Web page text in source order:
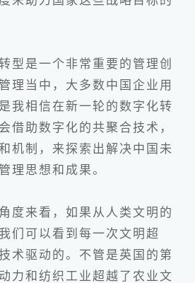
是一个非常重要的管理创
理当中，大多数中国企业用
我相信在新一轮的数字化转
借助数字化的共聚合技术，
机制，来探索出解决中国未
理思想和成果。
来看，如果从人类文明的
们可以看到每一次文明超
术驱动的。不管是英国的第
力和纺织工业超越了农业文